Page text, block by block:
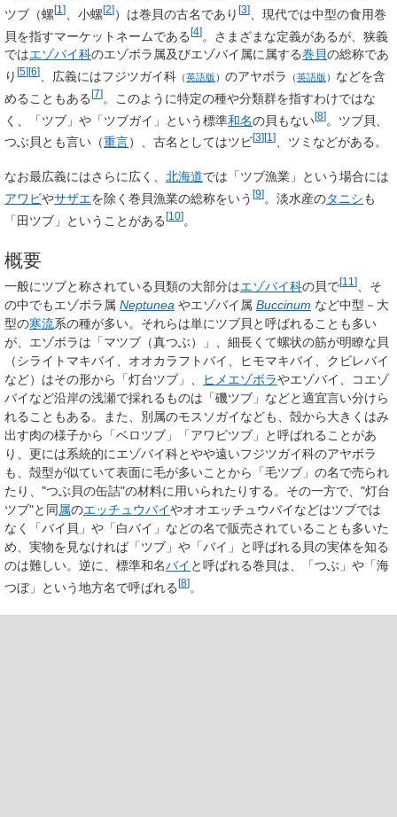
ツブ （螺[1 ] 、小螺[2]）は巻貝の古名であり [3]
、現代では中型の食用巻
貝を指すマーケットネームである[4]。さまざまな定義があるが、狭義
ではエゾバイ科のエゾボラ属及びエゾバイ属に属する巻貝の総称であ
り [5][6] 、広義にはフジツガイ科 （英語版 ） のアヤボラ （英語版 ） などを含
めることもある[7]。このように特定の種や分類群を指すわけではな
く、「ツブ」や「ツブガイ」という標準和名の貝もない[8] ツブ貝
つぶ貝 とも言い（重言）、古名としてはツビ[3][1 ] 、ツミなどがある。
なお最広義にはさらに広く、 北海道では「ツブ漁業」という場合には
アワビやサザエを除く巻貝漁業の総称をいう [9] 。淡水産のタニシも
「 田ツブ 」ということがある [10] 。
概要
一般にツブと称されている貝類の大部分はエゾバイ科の貝で[11 ]
、そ
の中でもエゾボラ属 Neptunea やエゾバイ属 Buccinum など中型－大
型の寒流系の種が多い。それらは単にツブ貝と呼ばれることも多い
が、エゾボラは「マツブ （真つぶ）」、細長くて螺状の筋が明瞭な貝
（シライトマキバイ、オオカラフトバイ、ヒモマキバイ、クビレバイ
など）はその形から「灯台ツブ 」、 ヒメエゾボラやエゾバイ、コエゾ
バイなど沿岸の浅瀬で採れるものは「磯ツブ 」などと適宜言い分けら
れることもある。また、別属のモスソガイなども、殻から大きくはみ
出す肉の様子から「ベロツブ 」「アワビツブ 」と呼ばれることがあ
り、更には系統的にエゾバイ科とやや遠いフジツガイ科のアヤボラ
も、殻型が似ていて表面に毛が多いことから「毛ツブ 」の名で売られ
たり、"つぶ貝の缶詰"の材料に用いられたりする。その一方で、"灯台
ツブ"と同 属のエッチュウバイやオオエッチュウバイなどはツブでは
なく「バイ貝 」や「白バイ 」などの名で販売されていることも多いた
め、実物を見なければ「ツブ」や「バイ」と呼ばれる貝の実体を知る
のは難しい。逆に、標準和名バイ と呼ばれる巻貝は、「つぶ」や「海
つぼ」という地方名で呼ばれる[8]。